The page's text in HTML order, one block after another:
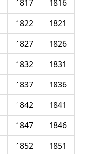
1816
1817
1821
1822
1826
1827
1831
1832
1836
1837
1841
1842
1846
1847
1851
1852